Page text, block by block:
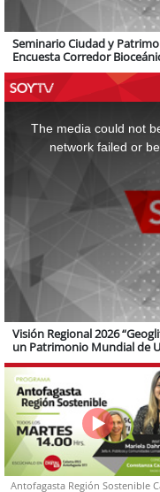
Seminario Ciudad y
Encuesta Corredor
The media could not
network failed or
Visión Regional 2026
un Patrimonio Mundial de
Antofagasta Región Sostenible